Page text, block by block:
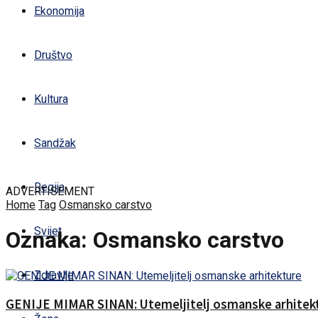
Ekonomija
Društvo
Kultura
Sandžak
Regija
Svijet
Zdravlje
ADVERTISEMENT
Home Tag Osmansko carstvo
Oznaka: Osmansko carstvo
GENIJE MIMAR SINAN: Utemeljitelj osmanske